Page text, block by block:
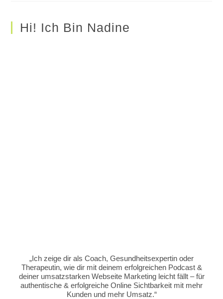
Hi! Ich Bin Nadine
„Ich zeige dir als Coach, Gesundheitsexpertin oder
Therapeutin, wie dir mit deinem erfolgreichen Podcast &
deiner umsatzstarken Webseite Marketing leicht fällt – für
authentische & erfolgreiche Online Sichtbarkeit mit mehr
Kunden und mehr Umsatz.“